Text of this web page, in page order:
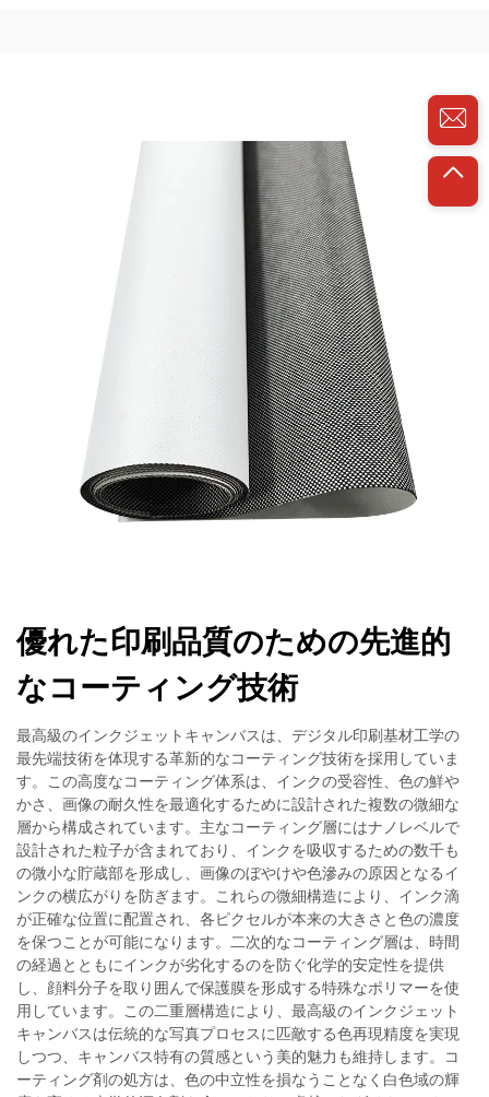
優れた印刷品質のための先進的
なコーティング技術
最高級のインクジェットキャンバスは、デジタル印刷基材工学の
最先端技術を体現する革新的なコーティング技術を採用していま
す。この高度なコーティング体系は、インクの受容性、色の鮮や
かさ、画像の耐久性を最適化するために設計された複数の微細な
層から構成されています。主なコーティング層にはナノレベルで
設計された粒子が含まれており、インクを吸収するための数千も
の微小な貯蔵部を形成し、画像のぼやけや色滲みの原因となるイ
ンクの横広がりを防ぎます。これらの微細構造により、インク滴
が正確な位置に配置され、各ピクセルが本来の大きさと色の濃度
を保つことが可能になります。二次的なコーティング層は、時間
の経過とともにインクが劣化するのを防ぐ化学的安定性を提供
し、顔料分子を取り囲んで保護膜を形成する特殊なポリマーを使
用しています。この二重層構造により、最高級のインクジェット
キャンバスは伝統的な写真プロセスに匹敵する色再現精度を実現
しつつ、キャンバス特有の質感という美的魅力も維持します。コ
ーティング剤の処方は、色の中立性を損なうことなく白色域の輝